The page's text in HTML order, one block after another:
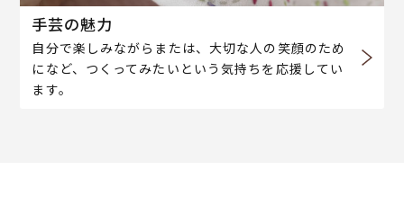
手芸の魅力
自分で楽しみながらまたは、大切な人の笑顔のため
になど、つくってみたいという気持ちを応援してい
ます。